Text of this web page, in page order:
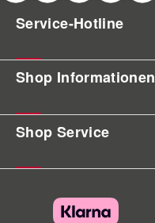
Service-Hotline
Shop Informationen
Shop Service